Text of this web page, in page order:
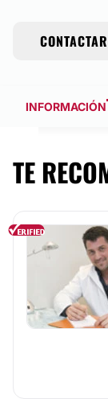
CONTACTAR
INFORMACIÓN
TE